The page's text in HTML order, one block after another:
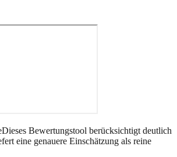
Dieses Bewertungstool berücksichtigt deutlich
eine genauere Einschätzung als reine